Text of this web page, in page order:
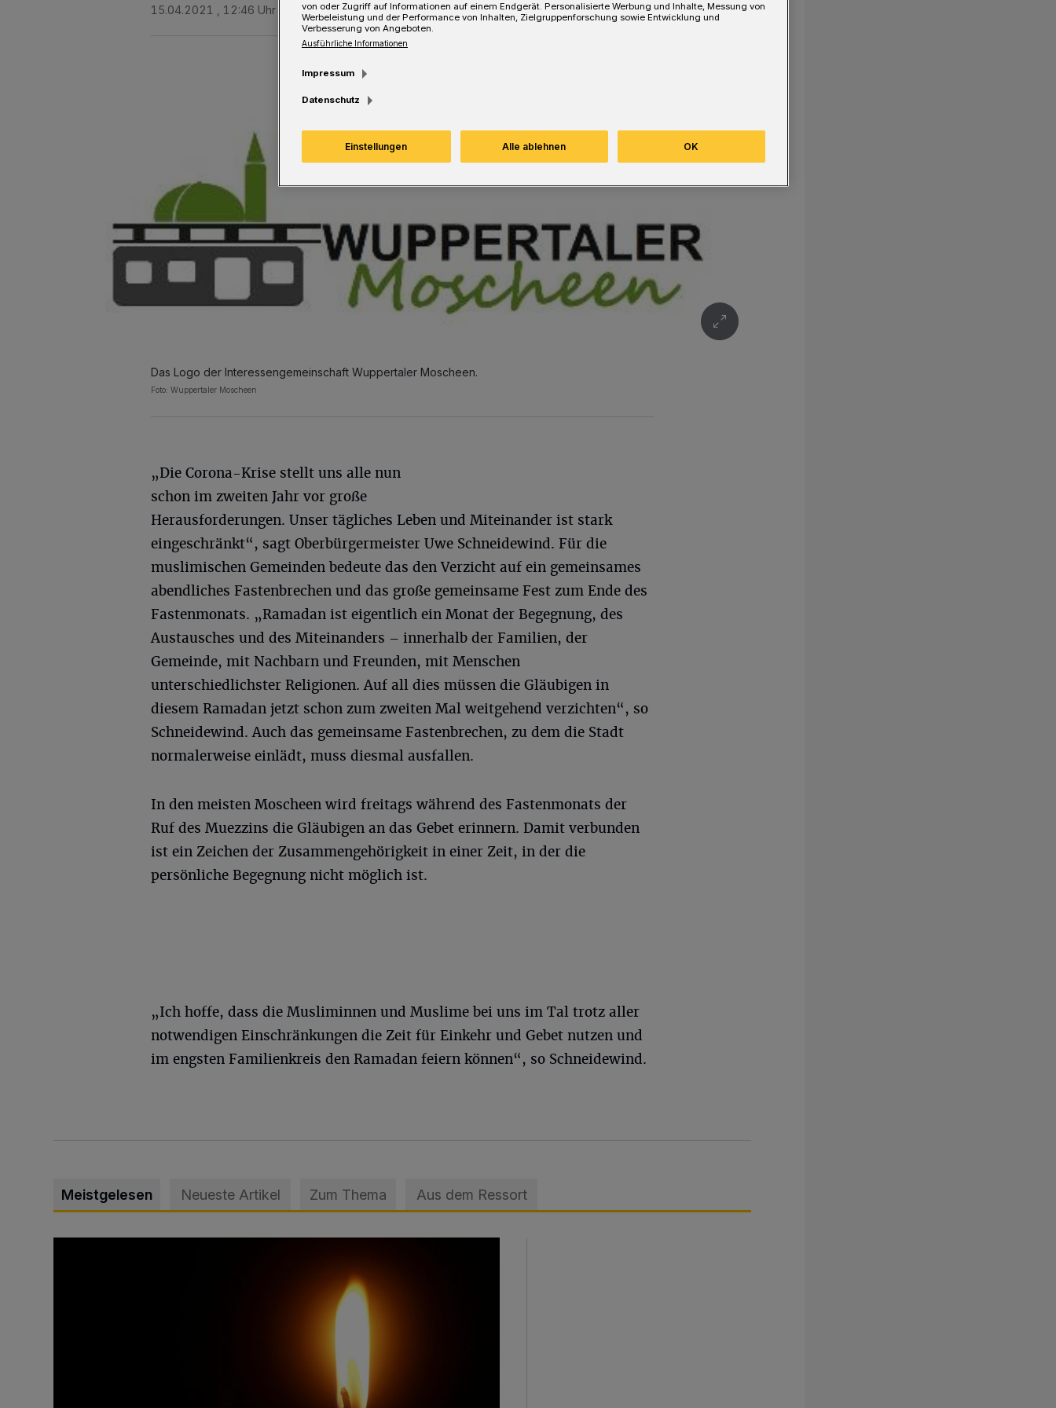
15.04.2021 , 12:46 Uhr Eine Minute Lesezeit
Das Logo der Interessengemeinschaft Wuppertaler Moscheen.
Foto: Wuppertaler Moscheen
„Die Corona-Krise stellt uns alle nun
schon im zweiten Jahr vor große
Herausforderungen. Unser tägliches Leben und Miteinander ist stark
eingeschränkt“, sagt Oberbürgermeister Uwe Schneidewind. Für die
muslimischen Gemeinden bedeute das den Verzicht auf ein gemeinsames
abendliches Fastenbrechen und das große gemeinsame Fest zum Ende des
Fastenmonats. „Ramadan ist eigentlich ein Monat der Begegnung, des
Austausches und des Miteinanders – innerhalb der Familien, der
Gemeinde, mit Nachbarn und Freunden, mit Menschen
unterschiedlichster Religionen. Auf all dies müssen die Gläubigen in
diesem Ramadan jetzt schon zum zweiten Mal weitgehend verzichten“, so
Schneidewind. Auch das gemeinsame Fastenbrechen, zu dem die Stadt
normalerweise einlädt, muss diesmal ausfallen.
In den meisten Moscheen wird freitags während des Fastenmonats der
Ruf des Muezzins die Gläubigen an das Gebet erinnern. Damit verbunden
ist ein Zeichen der Zusammengehörigkeit in einer Zeit, in der die
persönliche Begegnung nicht möglich ist.
„Ich hoffe, dass die Musliminnen und Muslime bei uns im Tal trotz aller
notwendigen Einschränkungen die Zeit für Einkehr und Gebet nutzen und
im engsten Familienkreis den Ramadan feiern können“, so Schneidewind.
Meistgelesen Neueste Artikel Zum Thema Aus dem Ressort
von oder Zugriff auf Informationen auf einem Endgerät. Personalisierte Werbung und Inhalte, Messung von
Werbeleistung und der Performance von Inhalten, Zielgruppenforschung sowie Entwicklung und
Verbesserung von Angeboten.
Ausführliche Informationen
Impressum
Datenschutz
Einstellungen Alle ablehnen OK